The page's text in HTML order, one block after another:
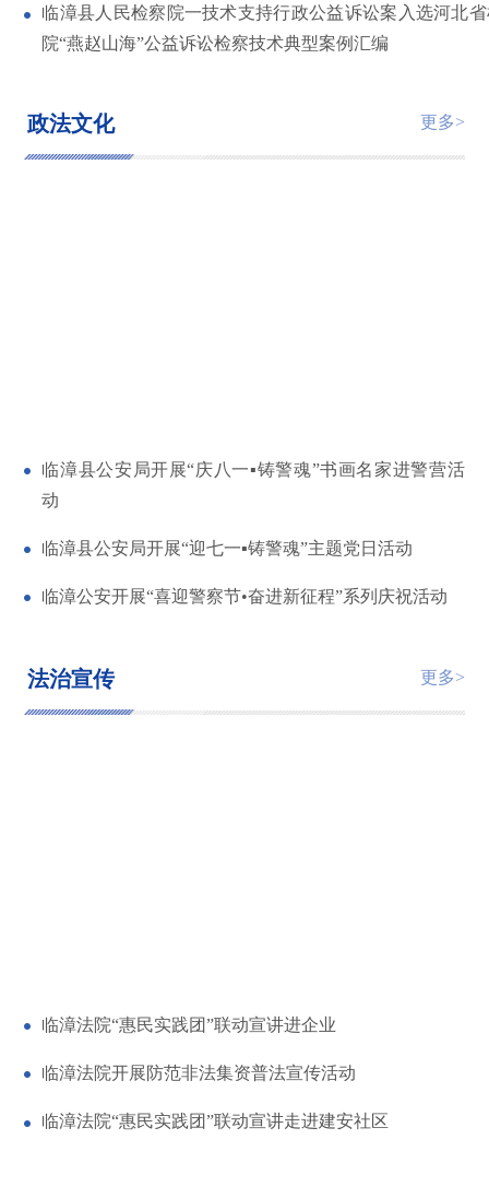
临漳县人民检察院一技术支持行政公益诉讼案入选河北
院“燕赵山海”公益诉讼检察技术典型案例汇编
政法文化 更多>
临漳县公安局开展“庆八一▪铸警魂”书画名家进警营活
动
临漳县公安局开展“迎七一▪铸警魂”主题党日活动
临漳公安开展“喜迎警察节•奋进新征程”系列庆祝活动
法治宣传 更多>
临漳法院“惠民实践团”联动宣讲进企业
临漳法院开展防范非法集资普法宣传活动
临漳法院“惠民实践团”联动宣讲走进建安社区